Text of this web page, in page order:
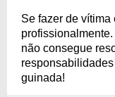
Se fazer de
não consegue
guinada!